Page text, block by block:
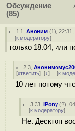
Обсуждение
(85)
1.1 ,Аноним (1), 22:31,
[к модератору]
только 18.04, или
2.3 ,
[ответить] [↓] [к
10 лет потому
3.33 ,iPony (?),
[к модератору]
Не. Десктоп